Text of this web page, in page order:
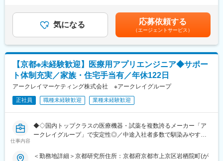
アパスを用意しており、ご自身の希望を尊重したキャリアステッ
プとなるよう、柔軟に対応できる環境が整っています。
■各種手当：
・家族手当、住宅手当あり（支給条件あり）
・入社時、京都に引越しが必要な方には礼金・引越代の補助を行
う制度をご活用いただけます。
■当社について：
当社は、医療用分析装置と体外診断用医薬品のメーカーです。特
60％、社内のグローバル化も進行中です。
のセキュリティ品質向上のため、以下の業務を担当いただきま
す。
析、通信解析など）
（2）ペネトレーションテスト（侵入テスト）
外部・内部ネットワークに対するペンテスト
攻撃シナリオ作成、証跡取得、改善提案
（3）診断結果の報告・改善提案
報告書作成および改善提案
セキュリティレビュー・設計段階でのアドバイザリ
最新の攻撃手法や脆弱性情報の調査
いたします。礼金が15万（単身）、25万（家族帯同）、仲介手数
料家賃1ヶ月分も会社負担となります。尚、社宅適用となった場合
は、適用が異なります。賃金はあくまでも目安の金額であり、選
考を通じて上下する可能性があります。月給(月額)は固定手当を含
めた表記です。
気になる 応募依頼する
（エージェントサービス）
【京都※未経験歓迎】医療用アプリエンジニア◆サポー
ト体制充実／家族・住宅手当有／年休122日
アークレイマーケティング株式会社 ※アークレイグループ
正社員 職種未経験歓迎 業種未経験歓迎
仕事内容
◆◇国内トップクラスの医療機器・試薬を複数誇るメーカー「ア
ークレイグループ」で安定性◎／中途入社者多数で馴染みやすい
有り◆◇
＜勤務地詳細＞京都研究所住所：京都府京都市上京区岩栖院町(が